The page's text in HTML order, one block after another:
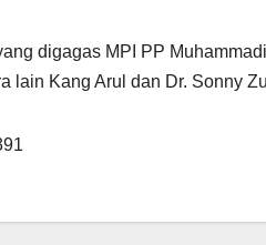
digagas MPI PP
lain Kang Arul dan Dr. Sonny